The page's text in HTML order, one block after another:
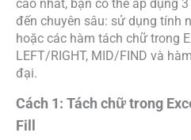
cao nhất, bạn có thể áp dụng
đến chuyên sâu: sử dụng tính
hoặc các hàm tách chữ trong
LEFT/RIGHT, MID/FIND và
đại.
Cách 1: Tách chữ trong
Fill